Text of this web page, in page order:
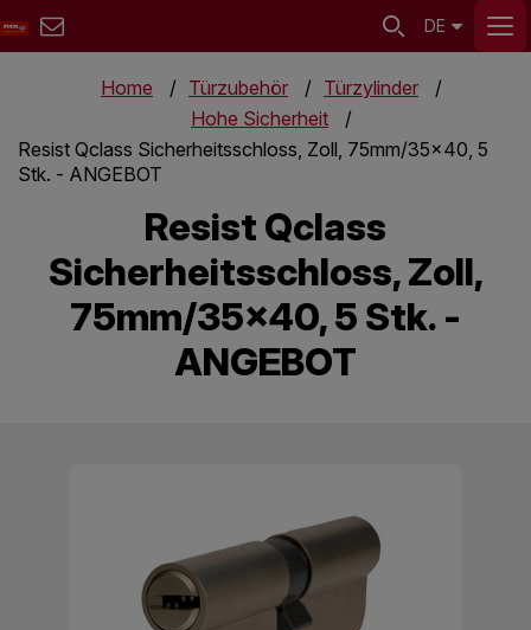
DE
Home Türzubehör
Türzylinder
Hohe Sicherheit
Resist Qclass Sicherheitsschloss, Zoll, 75mm/35x40, 5
Stk. - ANGEBOT
Resist Qclass
Sicherheitsschloss, Zoll,
75mm/35x40, 5 Stk. -
ANGEBOT